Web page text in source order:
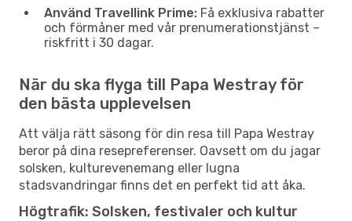
Använd Travellink Prime: Få exklusiva rabatter
och förmåner med vår prenumerationstjänst –
riskfritt i 30 dagar.
När du ska flyga till Papa Westray för
den bästa upplevelsen
Att välja rätt säsong för din resa till Papa Westray
beror på dina resepreferenser. Oavsett om du jagar
solsken, kulturevenemang eller lugna
stadsvandringar finns det en perfekt tid att åka.
Högtrafik: Solsken, festivaler och kultur